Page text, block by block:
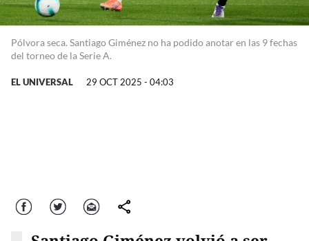
Pólvora seca. Santiago Giménez no ha podido anotar en las 9 fechas
del torneo de la Serie A.
EL UNIVERSAL 29 OCT 2025 - 04:03
Facebook Twitter Correo comparte